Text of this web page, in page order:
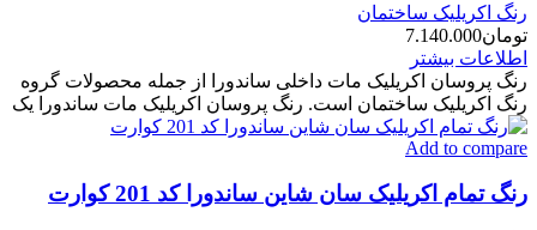
رنگ اکریلیک ساختمان
تومان7.140.000
اطلاعات بیشتر
رنگ پروسان اکریلیک مات داخلی ساندورا از جمله محصولات گروه
رنگ اکریلیک ساختمان است. رنگ پروسان اکریلیک مات ساندورا یک
Add to compare
رنگ تمام اکریلیک سان شاین ساندورا کد 201 کوارت